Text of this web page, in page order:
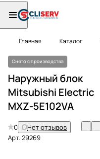
Главная Каталог
Снято с производства
Наружный блок
Mitsubishi Electric
MXZ-5E102VA
0
Нет отзывов
Арт.29269